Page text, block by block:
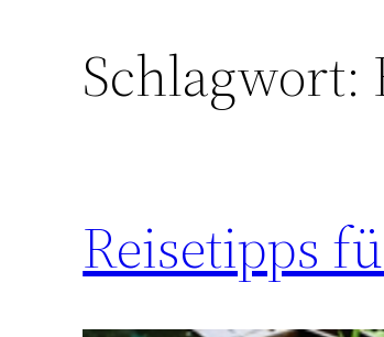
Schlagwort:
Reisetipps